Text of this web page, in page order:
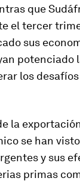
que
el tercer
sus
potenciado
los
la
se han
y sus
primas